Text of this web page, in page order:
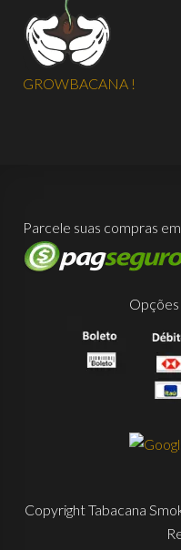
GROWBACANA !
Parcele suas compras
Opções
Copyright Tabacana